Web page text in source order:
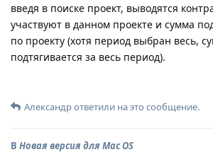
введя в поиске проект, выводятся
участвуют в данном проекте и сумма
по проекту (хотя период выбран весь,
подтягивается за весь период).
Александрответили на это сообщение.
В Новая версия для Mac OS